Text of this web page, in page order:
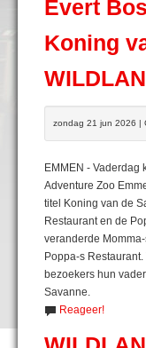
Evert
Koning
zondag 21 jun 2026 |
EMMEN - Vaderdag
Adventure Zoo
titel Koning van de
Restaurant en de
veranderde
Poppa-s
bezoekers hun
Savanne.
Reageer!